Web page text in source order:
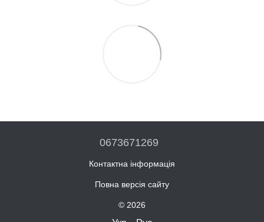
0673671269
Контактна інформація
Повна версія сайту
© 2026